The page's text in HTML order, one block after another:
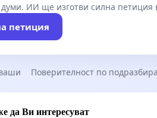
ИИ ще изготви силна петиция
петиция
Поверителност по
да Ви интересуват